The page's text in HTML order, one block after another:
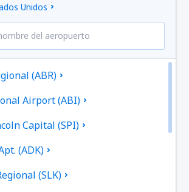
Unidos
(ABR)
Airport (ABI)
Capital (SPI)
(ADK)
(SLK)